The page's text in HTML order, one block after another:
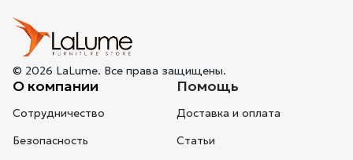
© 2026 LaLume. Все права защищены.
О компании
Сотрудничество
Безопасность
Помощь
Доставка и оплата
Статьи